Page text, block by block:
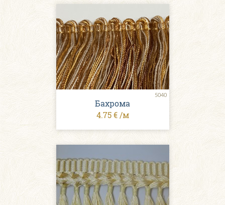
5040
Бахрома
4.75 € /м